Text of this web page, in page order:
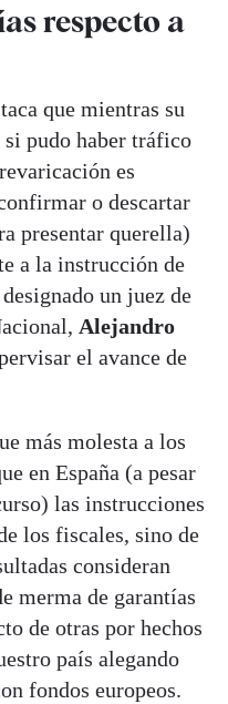
respecto a
que mientras su
pudo haber tráfico
es
o descartar
presentar querella)
a la instrucción de
un juez de
Alejandro
el avance de
más molesta a los
en España (a pesar
las instrucciones
los fiscales, sino de
consideran
merma de garantías
de otras por hechos
país alegando
fondos europeos.